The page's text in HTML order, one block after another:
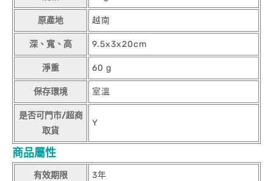
原產地 越南
深、寬、高 9.5x3x20cm
淨重 60 g
保存環境 室溫
是否可門市/超商
取貨
Y
商品屬性
有效期限 3年